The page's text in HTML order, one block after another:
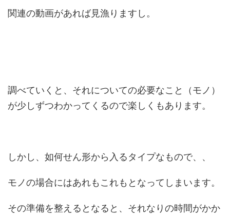
関連の動画があれば見漁りますし。
調べていくと、それについての必要なこと（モノ）
が少しずつわかってくるので楽しくもあります。
しかし、如何せん形から入るタイプなもので、、
モノの場合にはあれもこれもとなってしまいます。
その準備を整えるとなると、それなりの時間がかか